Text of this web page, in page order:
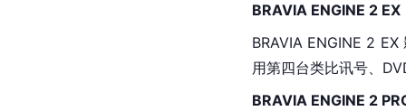
BRAVIA ENGINE 2 EX
BRAVIA ENGINE 2
用第四台类比讯号、
BRAVIA ENGINE 2